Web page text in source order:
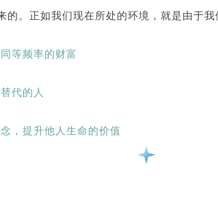
。正如我们现在所处的环境，就是由于我
等频率的财富
代的人
，提升他人生命的价值